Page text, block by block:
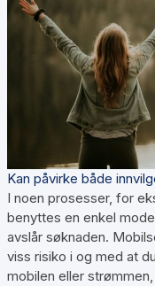
Kan påvirke både
I noen prosesser, for
benyttes en enkel
avslår søknaden.
viss risiko i og med at
mobilen eller